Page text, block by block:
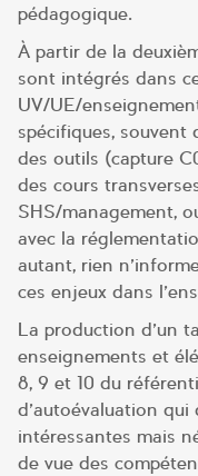
pédagogique.
À partir de la
sont intégrés dans
UV/UE/
spécifiques,
des outils (capture
des cours
SHS/management,
avec la
autant, rien
ces enjeux dans
La production d’un
enseignements et
8, 9 et 10 du
d’autoévaluation
intéressantes mais
de vue des